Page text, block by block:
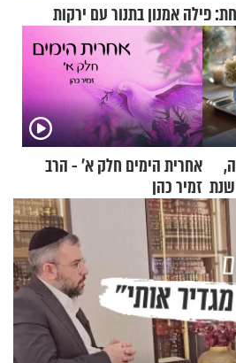
פילה אמנון בתנור עם ירקות
אחרית הימים חלק א’ - הרב
זמיר כהן